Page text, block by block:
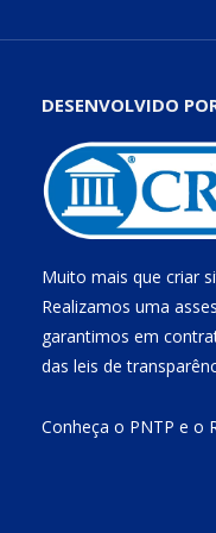
DESENVOLVIDO
Muito mais que criar
Realizamos uma
garantimos em
das leis de
Conheça o PNTP e o